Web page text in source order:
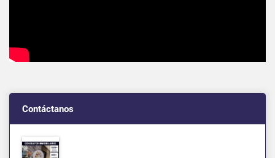
Contáctanos